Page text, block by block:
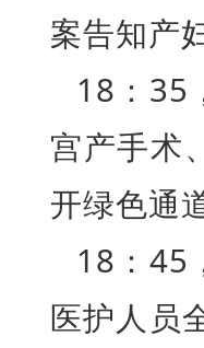
案告知产
18：35
宫产手术
开绿色通
18：45
医护人员